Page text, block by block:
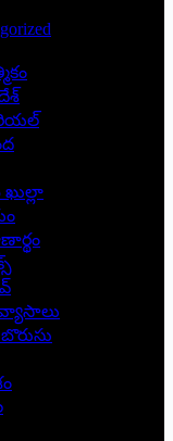
ఖుల్లా
వ్యాసాలు